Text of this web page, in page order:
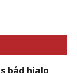
båd hjalp